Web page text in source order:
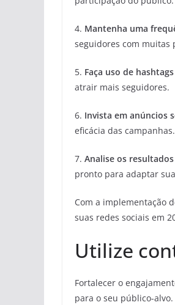
4. Mantenha uma
seguidores com muitas
5. Faça uso de
atrair mais seguidores.
6. Invista em anúncios
eficácia das campanhas.
7. Analise os
pronto para adaptar
Com a implementação
suas redes sociais em
Utilize
Fortalecer o
para o seu público-